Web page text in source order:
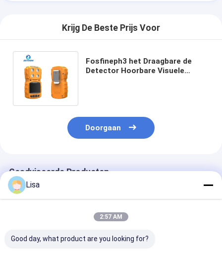
Krijg De Beste Prijs Voor
Fosfineph3 het Draagbare de
Detector Hoorbare Visuele
Doorgaan
Geadviseerde Producten
Lisa
2:57 AM
Good day, what product are you looking for?